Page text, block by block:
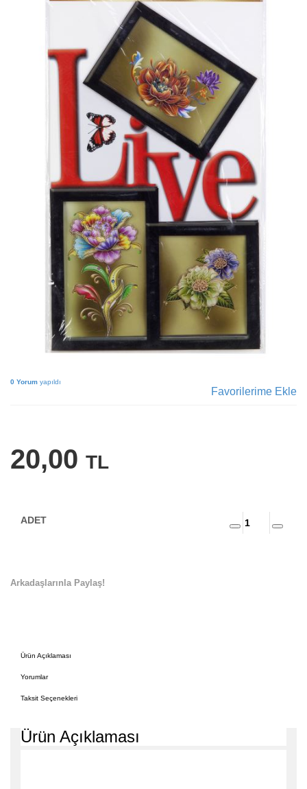
0 Yorum yapıldı
Favorilerime Ekle
20,00 TL
Arkadaşlarınla Paylaş!
Ürün Açıklaması
Yorumlar
Taksit Seçenekleri
Ürün Açıklaması